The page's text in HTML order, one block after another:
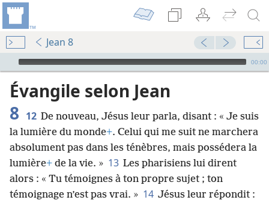
Jean 8
Audio Player
00:00
Évangile selon Jean
8 12 De nouveau, Jésus leur parla, disant : « Je suis
la lumière du monde+. Celui qui me suit ne marchera
absolument pas dans les ténèbres, mais possédera la
lumière+ de la vie. » 13 Les pharisiens lui dirent
alors : « Tu témoignes à ton propre sujet ; ton
témoignage n’est pas vrai. » 14 Jésus leur répondit :